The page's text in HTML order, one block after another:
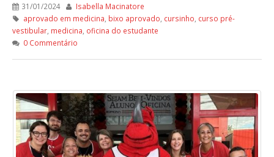
31/01/2024
Isabella Macinatore
aprovado em medicina bixo aprovado cursinho curso pré-
vestibular medicina oficina do estudante
0 Commentário